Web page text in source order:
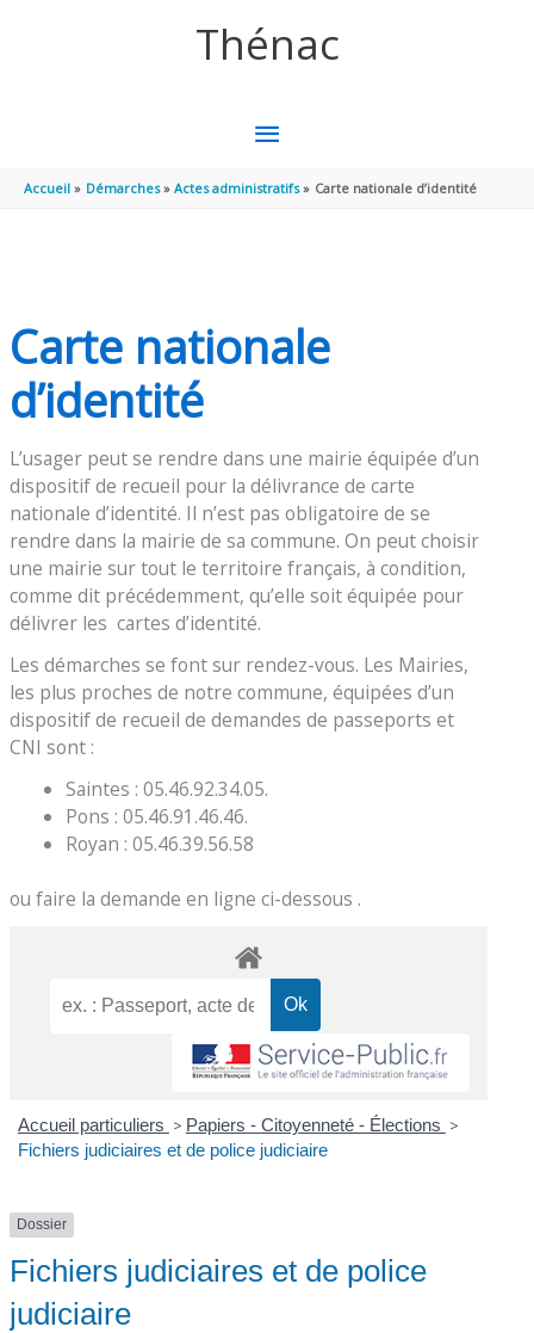
Thénac
MENU
PRINCIPAL
Accueil Démarches Actes administratifs Carte nationale d’identité
Carte nationale
d’identité
L’usager peut se rendre dans une mairie équipée d’un
dispositif de recueil pour la délivrance de carte
nationale d’identité. Il n’est pas obligatoire de se
rendre dans la mairie de sa commune. On peut choisir
une mairie sur tout le territoire français, à condition,
comme dit précédemment, qu’elle soit équipée pour
délivrer les cartes d’identité.
Les démarches se font sur rendez-vous. Les Mairies,
les plus proches de notre commune, équipées d’un
dispositif de recueil de demandes de passeports et
CNI sont :
Saintes : 05.46.92.34.05.
Pons : 05.46.91.46.46.
Royan : 05.46.39.56.58
ou faire la demande en ligne ci-dessous .
Accueil particuliers > Papiers - Citoyenneté - Élections >
Fichiers judiciaires et de police judiciaire
Dossier
Fichiers judiciaires et de police
judiciaire